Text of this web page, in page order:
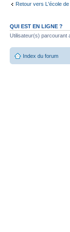
Retour vers L'école
QUI EST EN LIGNE ?
Utilisateur(s) parcourant
Index du forum